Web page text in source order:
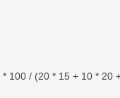
100 / (20 * 15 + 10 * 20